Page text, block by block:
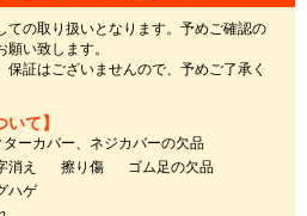
ての取り扱いとなります。予めご確認の
願い致します。
証はございませんので、予めご了承く
て】
ターカバー、ネジカバーの欠品
消え
擦り傷
ゴム足の欠品
ハゲ